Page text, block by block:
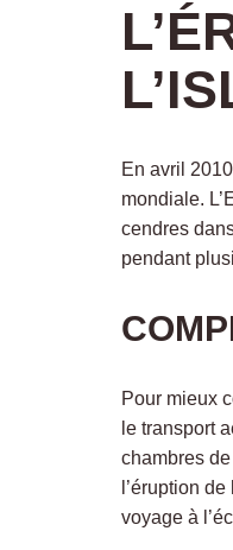
En avril
mondiale.
cendres
pendant
Pour mieux
le transport
chambres
l’éruption
voyage à